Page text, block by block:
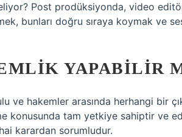
Post prodüksiyonda, video
bunları doğru sıraya koymak ve
YAPABILIR
ve hakemler arasında herhangi bir
konusunda tam yetkiye sahiptir ve
karardan sorumludur.